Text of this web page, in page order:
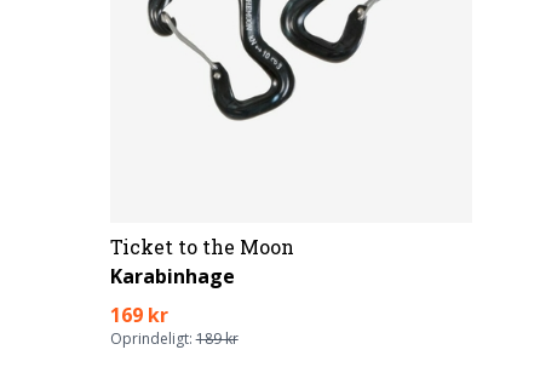
Ticket to the Moon
Karabinhage
169 kr
Oprindeligt:189 kr